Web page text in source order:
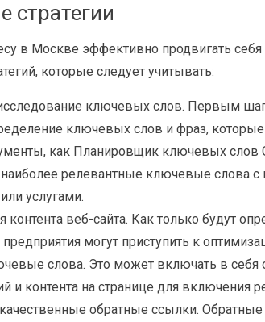
стратегии
в Москве эффективно продвигать
которые следует учитывать:
ключевых слов. Первым
ключевых слов и фраз,
как Планировщик ключевых слов
релевантные ключевые слова
услугами.
контента веб-сайта. Как только будут
могут приступить к
слова. Это может включать в себя
и контента на странице для включения
обратные ссылки.